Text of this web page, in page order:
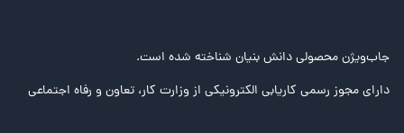
جاب‌ویژن محصولی دانش بنیان شناخته شده است.
دارای مجوز رسمی کاریابی الکترونیکی از وزارت کار، تعاون و رفاه اجتماعی